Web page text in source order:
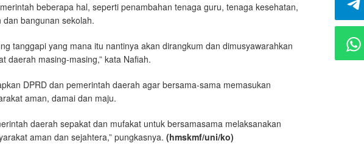
beberapa hal, seperti penambahan tenaga guru, tenaga kesehatan,
bangunan sekolah.
tanggapi yang mana itu nantinya akan dirangkum dan dimusyawarahkan
daerah masing-masing,” kata Nafiah.
DPRD dan pemerintah daerah agar bersama-sama memasukan
aman, damai dan maju.
daerah sepakat dan mufakat untuk bersamasama melaksanakan
aman dan sejahtera,” pungkasnya. (hmskmf/uni/ko)